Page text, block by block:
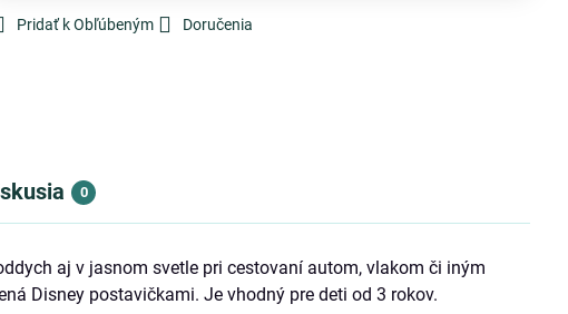
Pridať k Obľúbeným Doručenia
0
aj v jasnom svetle pri cestovaní autom, vlakom či iným
Disney postavičkami. Je vhodný pre deti od 3 rokov.